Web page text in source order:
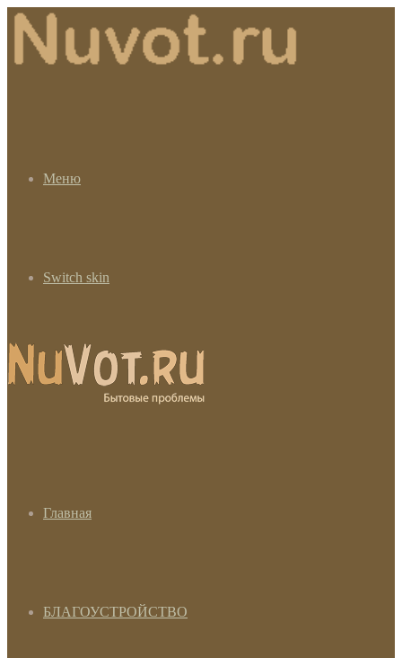
Меню
Switch skin
Главная
БЛАГОУСТРОЙСТВО